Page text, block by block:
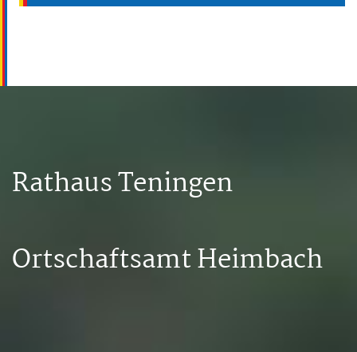
Rathaus Teningen
Ortschaftsamt Heimbach